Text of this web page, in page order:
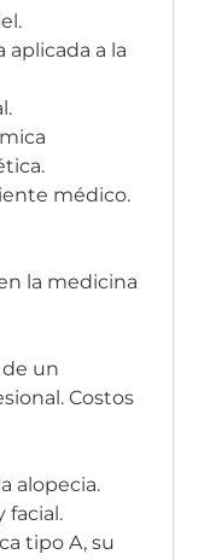
aplicada a la
médico.
la medicina
un
Costos
alopecia.
facial.
tipo A, su